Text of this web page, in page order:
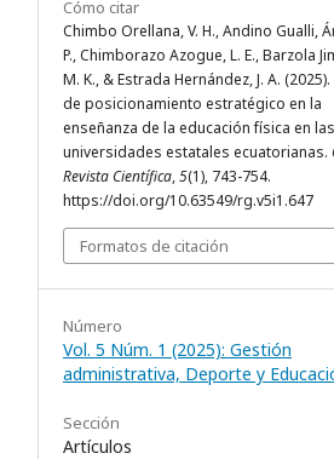
Cómo citar
Chimbo Orellana, V. H., Andino Gualli,
P., Chimborazo Azogue, L. E., Barzola
M. K., & Estrada Hernández, J. A.
de posicionamiento estratégico en la
enseñanza de la educación física en las
universidades estatales ecuatorianas.
Revista Científica,5(1), 743-754.
https://doi.org/10.63549/rg.v5i1.647
Formatos de citación
Número
Vol. 5 Núm. 1 (2025): Gestión
administrativa, Deporte y
Sección
Artículos